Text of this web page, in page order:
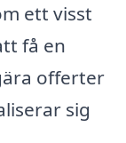
ett visst
få en
offerter
sig